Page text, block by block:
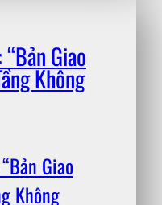
Giao
Không